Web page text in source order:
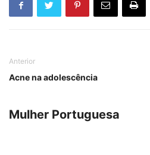
Anterior
Acne na adolescência
Mulher Portuguesa